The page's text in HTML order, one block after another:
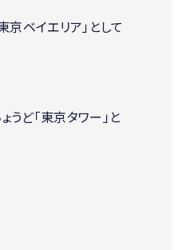
ベイエリア」として
ど「東京タワー」と